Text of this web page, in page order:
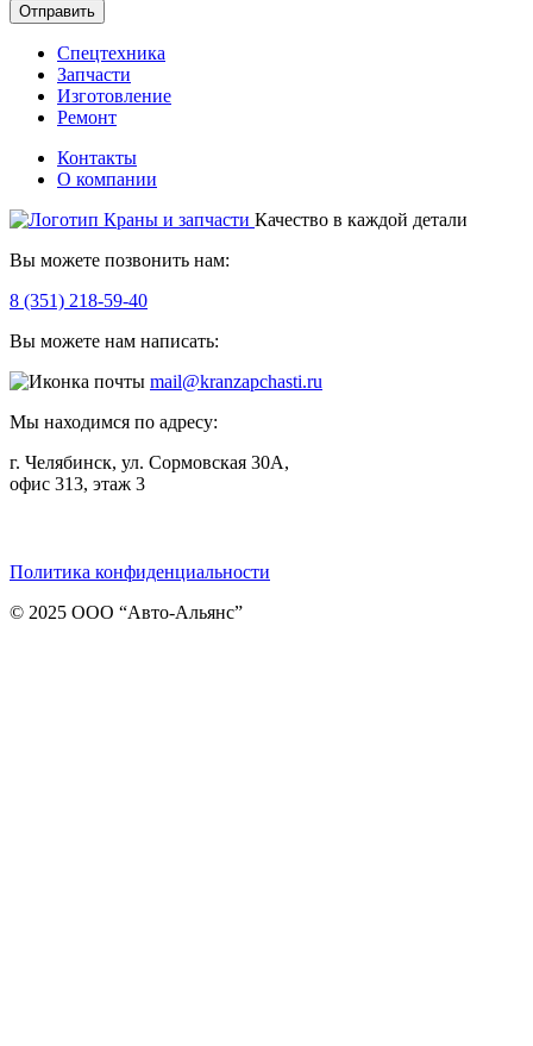
Отправить
Спецтехника
Запчасти
Изготовление
Ремонт
Контакты
О компании
Качество в каждой детали
Вы можете позвонить нам:
8 (351) 218-59-40
Вы можете нам написать:
mail@kranzapchasti.ru
Мы находимся по адресу:
г. Челябинск, ул. Сормовская 30А,
офис 313, этаж 3
Политика конфиденциальности
© 2025 ООО “Авто-Альянс”